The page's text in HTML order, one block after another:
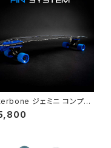
ジェミニ コンプリ